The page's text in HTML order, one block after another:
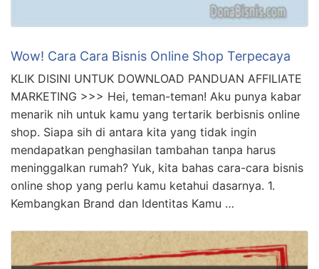
Wow! Cara Cara Bisnis Online Shop Terpecaya
KLIK DISINI UNTUK DOWNLOAD PANDUAN AFFILIATE
MARKETING >>> Hei, teman-teman! Aku punya kabar
menarik nih untuk kamu yang tertarik berbisnis online
shop. Siapa sih di antara kita yang tidak ingin
mendapatkan penghasilan tambahan tanpa harus
meninggalkan rumah? Yuk, kita bahas cara-cara bisnis
online shop yang perlu kamu ketahui dasarnya. 1.
Kembangkan Brand dan Identitas Kamu …